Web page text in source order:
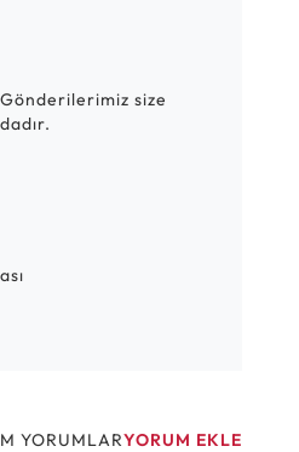
size
YORUMLARYORUM EKLE